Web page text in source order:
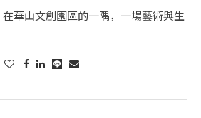
華山文創園區的一隅，一場藝術與生